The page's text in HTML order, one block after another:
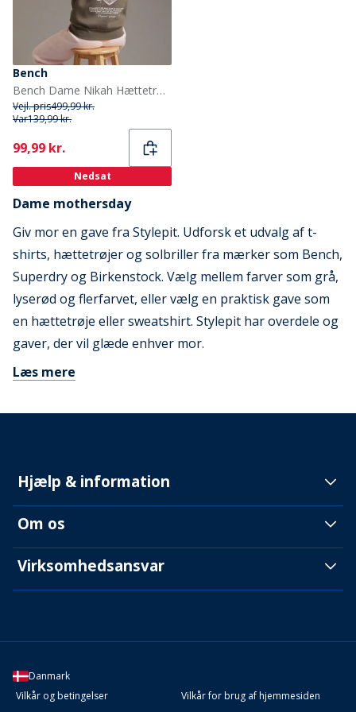
Bench
Bench Dame Nikah Hættetrøje Charcoal
Vejl. pris499,99 kr.
Var139,99 kr.
Current
99,99 kr.
Nedsat
Dame mothersday
Giv mor en gave fra Stylepit. Udforsk et udvalg af t-
shirts, hættetrøjer og solbriller fra mærker som Bench,
Superdry og Birkenstock. Vælg mellem farver som grå,
lyserød og flerfarvet, eller vælg en praktisk gave som
en hættetrøje eller sweatshirt. Stylepit har overdele og
gaver, der vil glæde enhver mor.
Læs mere
Hjælp & information
Om os
Virksomhedsansvar
Danmark
Vilkår og betingelser
Vilkår for brug af hjemmesiden